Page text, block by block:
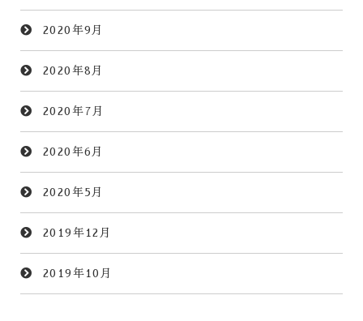
2020年9月
2020年8月
2020年7月
2020年6月
2020年5月
2019年12月
2019年10月